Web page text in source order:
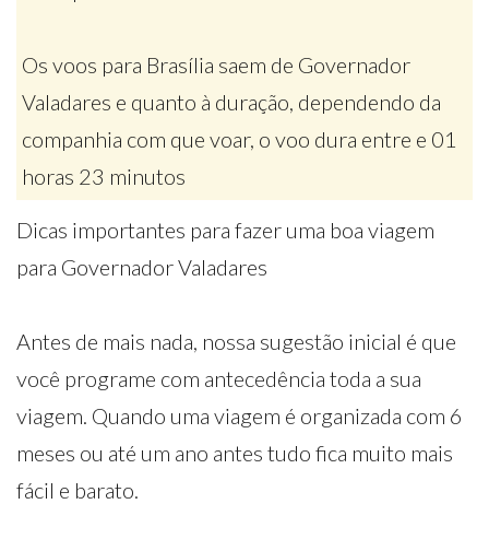
Os voos para Brasília saem de Governador
Valadares e quanto à duração, dependendo da
companhia com que voar, o voo dura entre e 01
horas 23 minutos
Dicas importantes para fazer uma boa viagem
para Governador Valadares
Antes de mais nada, nossa sugestão inicial é que
você programe com antecedência toda a sua
viagem. Quando uma viagem é organizada com 6
meses ou até um ano antes tudo fica muito mais
fácil e barato.